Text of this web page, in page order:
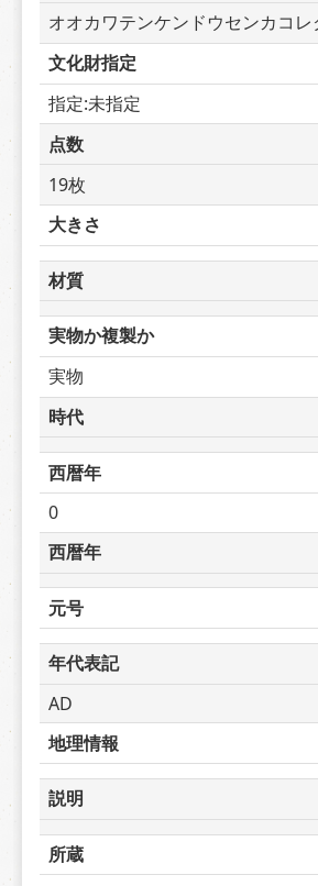
オオカワテンケンドウセンカコレ
文化財指定
指定:未指定
点数
19枚
大きさ
材質
実物か複製か
実物
時代
西暦年
0
西暦年
元号
年代表記
AD
地理情報
説明
所蔵